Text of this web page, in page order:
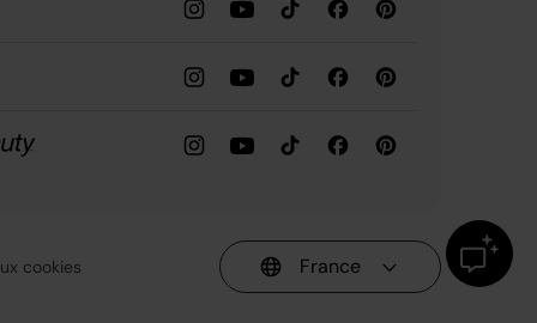
cookies France